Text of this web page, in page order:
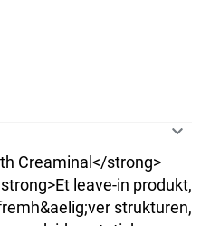
Creaminal</strong>
leave-in produkt,
strukturen,